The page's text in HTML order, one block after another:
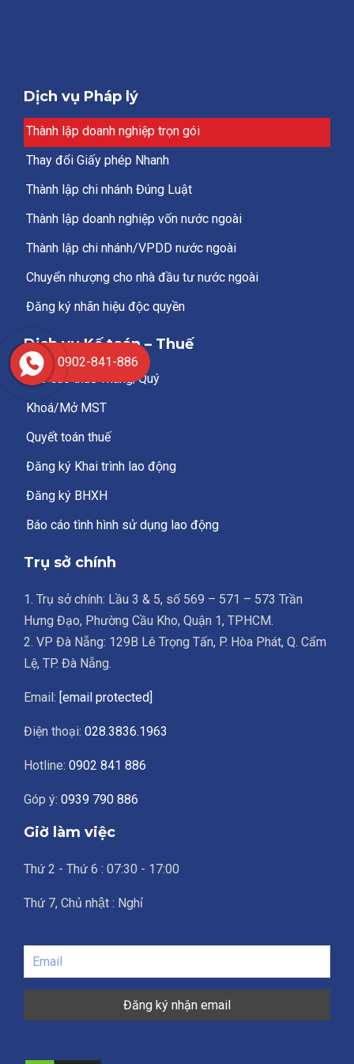
Dịch vụ Pháp lý
Thành lập doanh nghiệp trọn gói
Thay đổi Giấy phép Nhanh
Thành lập chi nhánh Đúng Luật
Thành lập doanh nghiệp vốn nước ngoài
Thành lập chi nhánh/VPDD nước ngoài
Chuyển nhượng cho nhà đầu tư nước ngoài
Đăng ký nhãn hiệu độc quyền
Dịch vụ Kế toán – Thuế
Báo cáo thuế Tháng/Quý
Khoá/Mở MST
Quyết toán thuế
Đăng ký Khai trình lao động
Đăng ký BHXH
Báo cáo tình hình sử dụng lao động
Trụ sở chính
1. Trụ sở chính: Lầu 3 & 5, số 569 – 571 – 573 Trần
Hưng Đạo, Phường Cầu Kho, Quận 1, TPHCM.
2. VP Đà Nẵng: 129B Lê Trọng Tấn, P. Hòa Phát, Q. Cẩm
Lệ, TP. Đà Nẵng.
Email: [email protected]
Điện thoại: 028.3836.1963
Hotline: 0902 841 886
Góp ý: 0939 790 886
Giờ làm việc
Thứ 2 - Thứ 6 : 07:30 - 17:00
Thứ 7, Chủ nhật : Nghỉ
0902-841-886